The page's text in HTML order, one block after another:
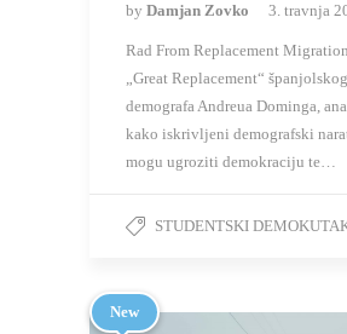
by Damjan Zovko 3. travnja
Rad From Replacement
„Great Replacement“ španjolskog
demografa Andreua Dominga,
kako iskrivljeni demografski
mogu ugroziti demokraciju te…
STUDENTSKI
New